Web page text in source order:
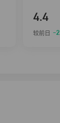
4.4
较前日 -